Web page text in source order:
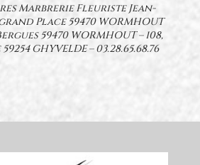
Marbrerie Fleuriste Jean-
grand Place 59470 WORMHOUT
59470 WORMHOUT – 108,
GHYVELDE –03.28.65.68.76